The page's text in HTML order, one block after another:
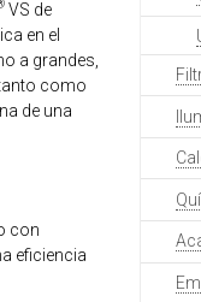
VS de
en el
a grandes,
como
de una
con
eficiencia